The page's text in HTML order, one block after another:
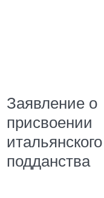
Заявление о
присвоении
итальянского
подданства